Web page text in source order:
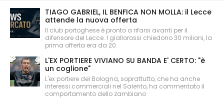
TIAGO GABRIEL, IL BENFICA NON MOLLA: il Lecce
attende la nuova offerta
Il club portoghese è pronto a rifarsi avanti per il
difensore del Lecce. I giallorossi chiedono 30 milioni, la
prima offerta era da 20.
L'EX PORTIERE VIVIANO SU BANDA E' CERTO: "è
un coglione"
L'ex portiere del Bologna, soprattutto, che ha anche
interessi commerciali nel Salento, ha commentato il
comportamento dello zambiano